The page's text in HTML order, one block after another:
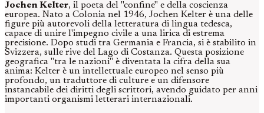
Jochen Kelter, il poeta del "confine" e della coscienza
europea. Nato a Colonia nel 1946, Jochen Kelter è una delle
figure più autorevoli della letteratura di lingua tedesca,
capace di unire l'impegno civile a una lirica di estrema
precisione. Dopo studi tra Germania e Francia, si è stabilito in
Svizzera, sulle rive del Lago di Costanza. Questa posizione
geografica "tra le nazioni" è diventata la cifra della sua
anima: Kelter è un intellettuale europeo nel senso più
profondo, un traduttore di culture e un difensore
instancabile dei diritti degli scrittori, avendo guidato per anni
importanti organismi letterari internazionali.